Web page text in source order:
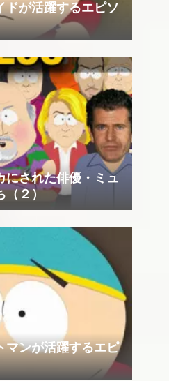
ドが活躍するエピソ
にされた俳優・ミュ
（２）
マンが活躍するエピ